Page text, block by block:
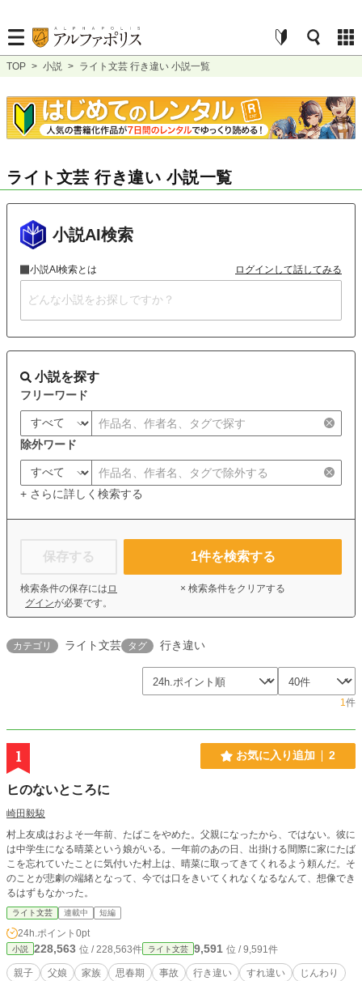
TOP > 小説 > ライト文芸 行き違い 小説一覧
ライト文芸 行き違い 小説一覧
小説AI検索
小説AI検索とは ログインして話してみる
小説を探す
フリーワード
除外ワード
+ さらに詳しく検索する
保存する
検索条件の保存には ロ
グインが必要です。
1件を検索する
× 検索条件をクリアする
カテゴリ ライト文芸 タグ 行き違い
1件
1 お気に入り追加 2
ヒのないところに
崎田毅駿
村上友成はおよそ一年前、たばこをやめた。父親になったから、ではない。彼に
は中学生になる晴菜という娘がいる。一年前のあの日、出掛ける間際に家にたば
こを忘れていたことに気付いた村上は、晴菜に取ってきてくれるよう頼んだ。そ
のことが悲劇の端緒となって、今では口をきいてくれなくなるなんて、想像でき
るはずもなかった。
ライト文芸 連載中 短編
24h.ポイント 0pt
小説 228,563 位 / 228,563件 ライト文芸 9,591 位 / 9,591件
親子 父娘 家族 思春期 事故 行き違い すれ違い じんわり